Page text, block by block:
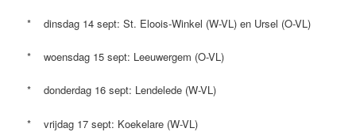
* dinsdag 14 sept: St. Eloois-Winkel (W-VL) en Ursel (O-VL)
* woensdag 15 sept: Leeuwergem (O-VL)
* donderdag 16 sept: Lendelede (W-VL)
* vrijdag 17 sept: Koekelare (W-VL)